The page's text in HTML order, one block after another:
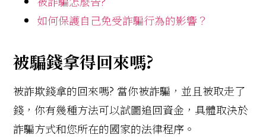
如何保護自己免受詐騙行為的影響？
被騙錢拿得回來嗎?
被詐欺錢拿的回來嗎? 當你被詐騙，並且被取走了
錢，你有幾種方法可以試圖追回資金，具體取決於
詐騙方式和您所在的國家的法律程序。